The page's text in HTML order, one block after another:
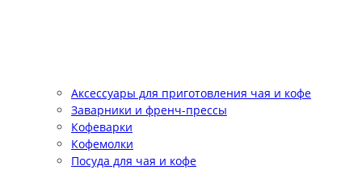
Аксессуары для приготовления чая и кофе
Заварники и френч-прессы
Кофеварки
Кофемолки
Посуда для чая и кофе